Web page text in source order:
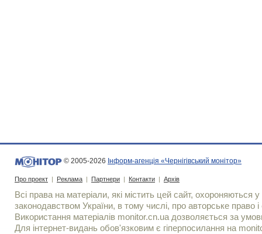
© 2005-2026 Інформ-агенція «Чернігівський монітор»
Про проект | Реклама | Партнери | Контакти | Архів
Всі права на матеріали, які містить цей сайт, охороняються у
законодавством України, в тому числі, про авторське право і
Використання матерiалiв monitor.cn.ua дозволяється за
Для iнтернет-видань обов'язковим є гiперпосилання на